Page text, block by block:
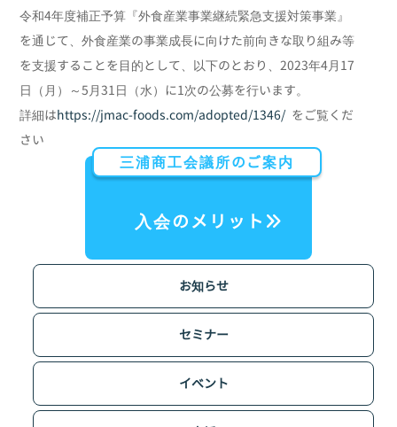
険事務代行
路開拓
証明書取次
イクル法に係る再
化委託申請
路回数券の販売
検定試験
令和4年度補正予算『外食産業事業継続緊急支援対策事業』
を通じて、外食産業の事業成長に向けた前向きな取り組み等
を支援することを目的として、以下のとおり、2023年4月17
日（月）～5月31日（水）に1次の公募を行います。
詳細はhttps://jmac-foods.com/adopted/1346/ をご覧くだ
さい
三浦商工会議所のご案内
入会のメリット
お知らせ
セミナー
イベント